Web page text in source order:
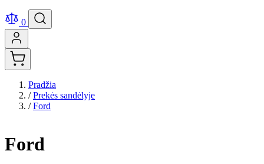
0
Pradžia
/ Prekės sandėlyje
/ Ford
Ford